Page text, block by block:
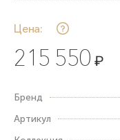
Цена:
215 550 ₽
Бренд
Артикул